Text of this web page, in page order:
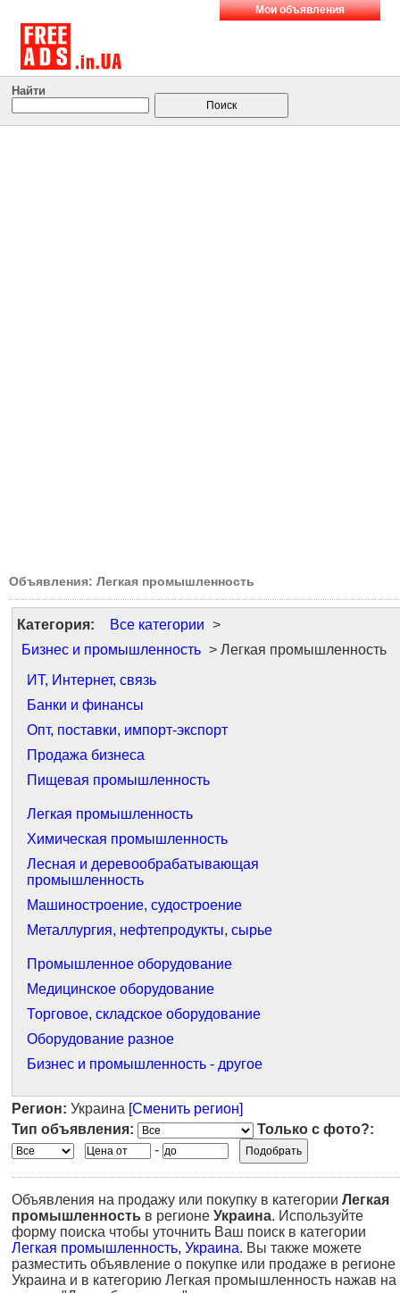
Мои объявления
Найти
Объявления: Легкая промышленность
Категория: Все категории >
Бизнес и промышленность > Легкая промышленность
ИТ, Интернет, связь
Банки и финансы
Опт, поставки, импорт-экспорт
Продажа бизнеса
Пищевая промышленность
Легкая промышленность
Химическая промышленность
Лесная и деревообрабатывающая
промышленность
Машиностроение, судостроение
Металлургия, нефтепродукты, сырье
Промышленное оборудование
Медицинское оборудование
Торговое, складское оборудование
Оборудование разное
Бизнес и промышленность - другое
Регион: Украина [Сменить регион]
Тип объявления:
Только с фото?:
-
Объявления на продажу или покупку в категории Легкая
промышленность в регионе Украина. Используйте
форму поиска чтобы уточнить Ваш поиск в категории
Легкая промышленность, Украина. Вы также можете
разместить объявление о покупке или продаже в регионе
Украина и в категорию Легкая промышленность нажав на